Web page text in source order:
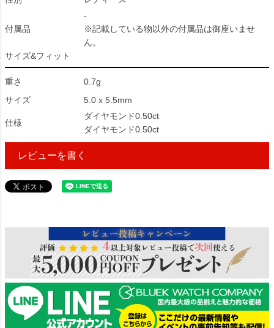
付属品
-
※記載している物以外の付属品は御座いませ
ん。
サイズ&フィット
重さ
0.7g
サイズ
5.0 x 5.5mm
仕様
ダイヤモンド0.50ct
ダイヤモンド0.50ct
レビューを書く